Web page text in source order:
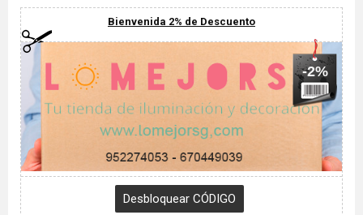
Bienvenida 2% de Descuento
-2%